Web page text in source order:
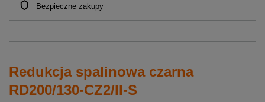
Bezpieczne zakupy
Redukcja spalinowa czarna
RD200/130-CZ2/II-S